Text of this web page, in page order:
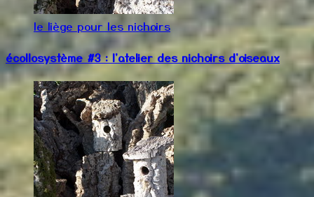
le liège pour les nichoirs
écollosystème #3 : l'atelier des nichoirs d'oiseaux